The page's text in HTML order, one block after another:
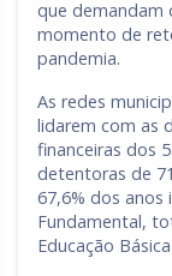
que demandam
momento de
pandemia.
As redes
lidarem com as
financeiras dos
detentoras de
67,6% dos anos
Fundamental,
Educação